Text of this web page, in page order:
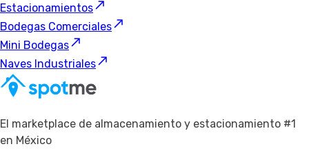
Estacionamientos
Bodegas Comerciales
Mini Bodegas
Naves Industriales
El marketplace de almacenamiento y estacionamiento #1
en México